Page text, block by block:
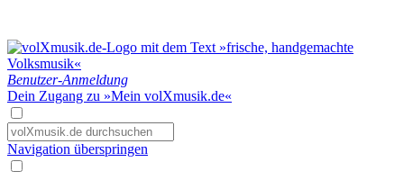
Benutzer-Anmeldung
Dein Zugang zu »Mein volXmusik.de«
Navigation überspringen